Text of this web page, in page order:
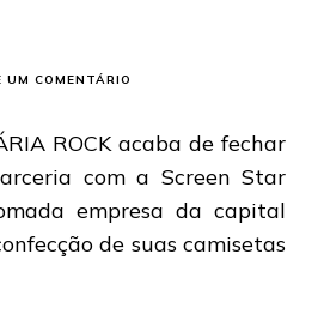
UM COMENTÁRIO
BANDA
ENDORSEMENT
COM
ESTAMPARIA
ROCK acaba de fechar
com a Screen Star
empresa da capital
de suas camisetas